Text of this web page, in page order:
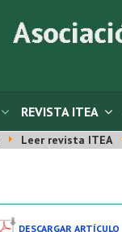
REVISTA ITEA
Leer revista ITEA
DESCARGAR ARTÍCULO